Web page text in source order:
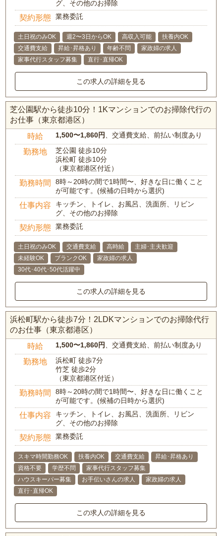
グ、その他のお掃除
契約形態 業務委託
土日祝のみOK 週2〜3日からOK 高収入可能
扶養内OK
交通費支給
昇給･昇格あり 年齢不問
家政婦の求人
家事代行スタッフ募集
直行･直帰OK
この求人の詳細を見る
芝公園駅から徒歩10分！1Kマンションでのお掃除代行の
お仕事（東京都港区）
時給 1,500〜1,860円、交通費支給、前払い制度あり
勤務地
芝公園 徒歩10分
浜松町 徒歩10分
（東京都港区付近）
勤務時間
8時～20時の間で1時間〜、好きな日に働くこと
が可能です。(候補の日時から選択)
仕事内容
キッチン、トイレ、お風呂、洗面所、リビン
グ、その他のお掃除
契約形態 業務委託
土日祝のみOK 交通費支給 高時給
主婦･主夫歓迎
未経験OK
ブランクOK
家政婦の求人
30代･40代･50代活躍中
この求人の詳細を見る
浜松町駅から徒歩7分！2LDKマンションでのお掃除代行
のお仕事（東京都港区）
時給 1,500〜1,860円、交通費支給、前払い制度あり
勤務地
浜松町 徒歩7分
竹芝 徒歩2分
（東京都港区付近）
勤務時間
8時～20時の間で1時間〜、好きな日に働くこと
が可能です。(候補の日時から選択)
仕事内容
キッチン、トイレ、お風呂、洗面所、リビン
グ、その他のお掃除
契約形態 業務委託
スキマ時間勤務OK 扶養内OK 交通費支給
昇給･昇格あり
資格不要
学歴不問
家事代行スタッフ募集
ハウスキーパー募集
お手伝いさんの求人
家政婦の求人
直行･直帰OK
この求人の詳細を見る